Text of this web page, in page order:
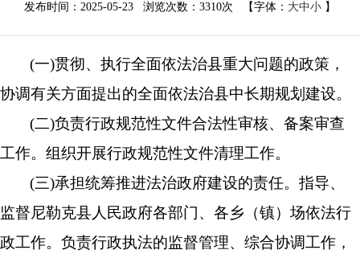
发布时间：2025-05-23 浏览次数： 3310次 【字体： 大中小 】
(一)贯彻、执行全面依法治县重大问题的政策，
协调有关方面提出的全面依法治县中长期规划建设。
(二)负责行政规范性文件合法性审核、备案审查
工作。组织开展行政规范性文件清理工作。
(三)承担统筹推进法治政府建设的责任。指导、
监督尼勒克县人民政府各部门、各乡（镇）场依法行
政工作。负责行政执法的监督管理、综合协调工作，